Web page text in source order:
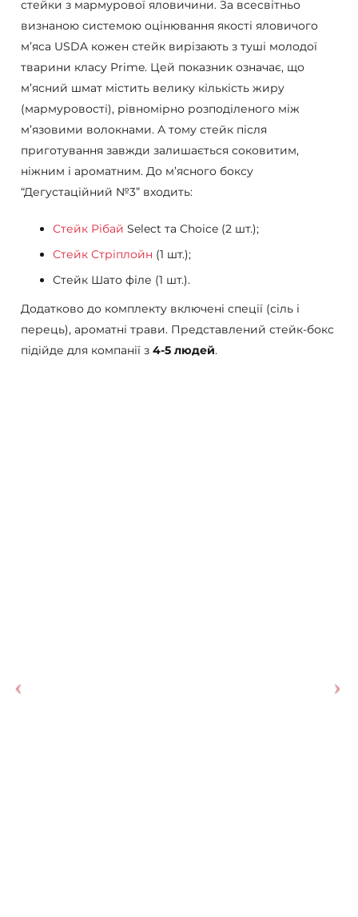
стейки з мармурової яловичини. За всесвітньо
визнаною системою оцінювання якості яловичого
м’яса USDA кожен стейк вирізають з туші молодої
тварини класу Prime. Цей показник означає, що
м’ясний шмат містить велику кількість жиру
(мармуровості), рівномірно розподіленого між
м’язовими волокнами. А тому стейк після
приготування завжди залишається соковитим,
ніжним і ароматним. До м’ясного боксу
“Дегустаційний №3” входить:
Стейк Рібай Select та Choice (2 шт.);
Стейк Стріплойн (1 шт.);
Стейк Шато філе (1 шт.).
Додатково до комплекту включені спеції (сіль і
перець), ароматні трави. Представлений стейк-бокс
підійде для компанії з 4-5 людей.